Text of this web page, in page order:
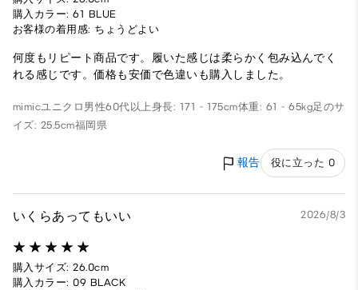
購入カラー: 61 BLUE
お客様の着用感: ちょうどよい
何度もリピート商品です。履いた感じは柔らかく包み込んでく
れる感じです。価格も安価で色違いも購入しました。
mimicユニクロ 男性60代以上身長: 171 - 175cm体重: 61 - 65kg足のサ
イズ: 25.5cm福岡県
報告 役に立った 0
いくらあってもいい 2026/8/3
購入サイズ: 26.0cm
購入カラー: 09 BLACK